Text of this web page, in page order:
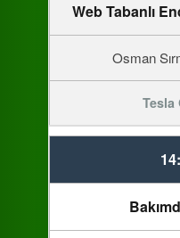
Web Tabanlı
Osman
Tesla